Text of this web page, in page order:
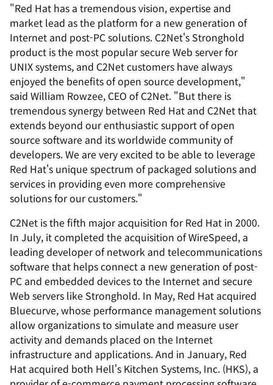
"Red Hat has a tremendous vision, expertise and
market lead as the platform for a new generation of
Internet and post-PC solutions. C2Net's Stronghold
product is the most popular secure Web server for
UNIX systems, and C2Net customers have always
enjoyed the benefits of open source development,"
said William Rowzee, CEO of C2Net. "But there is
tremendous synergy between Red Hat and C2Net that
extends beyond our enthusiastic support of open
source software and its worldwide community of
developers. We are very excited to be able to leverage
Red Hat's unique spectrum of packaged solutions and
services in providing even more comprehensive
solutions for our customers."
C2Net is the fifth major acquisition for Red Hat in 2000.
In July, it completed the acquisition of WireSpeed, a
leading developer of network and telecommunications
software that helps connect a new generation of post-
PC and embedded devices to the Internet and secure
Web servers like Stronghold. In May, Red Hat acquired
Bluecurve, whose performance management solutions
allow organizations to simulate and measure user
activity and demands placed on the Internet
infrastructure and applications. And in January, Red
Hat acquired both Hell's Kitchen Systems, Inc. (HKS), a